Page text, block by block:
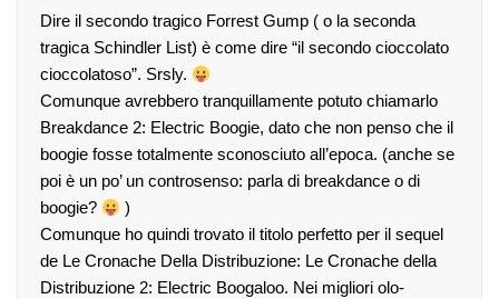
Dire il secondo tragico Forrest Gump ( o la seconda
tragica Schindler List) è come dire “il secondo cioccolato
cioccolatoso”. Srsly.
Comunque avrebbero tranquillamente potuto chiamarlo
Breakdance 2: Electric Boogie, dato che non penso che il
boogie fosse totalmente sconosciuto all’epoca. (anche se
poi è un po’ un controsenso: parla di breakdance o di
boogie?
)
Comunque ho quindi trovato il titolo perfetto per il sequel
de Le Cronache Della Distribuzione: Le Cronache della
Distribuzione 2: Electric Boogaloo. Nei migliori olo-